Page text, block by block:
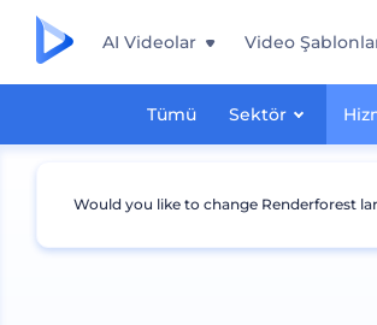
AI Videolar Video
Tümü Sektör
Would you like to change Renderforest